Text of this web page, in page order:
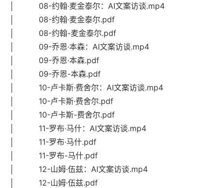
│ 08-约翰·麦金泰尔：AI文案访谈.mp4
│ 08-约翰·麦金泰尔.pdf
│ 08-约翰-麦金泰尔.pdf
│ 09-乔恩·本森：AI文案访谈.mp4
│ 09-乔恩·本森.pdf
│ 09-乔恩-本森.pdf
│ 10-卢卡斯·费舍尔：AI文案访谈.mp4
│ 10-卢卡斯·费舍尔.pdf
│ 10-卢卡斯-费舍尔.pdf
│ 11-罗布·马什：AI文案访谈.mp4
│ 11-罗布·马什.pdf
│ 11-罗布-马什.pdf
│ 12-山姆·伍兹：AI文案访谈.mp4
│ 12-山姆·伍兹.pdf